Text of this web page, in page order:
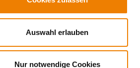
Auswahl erlauben
Nur notwendige Cookies